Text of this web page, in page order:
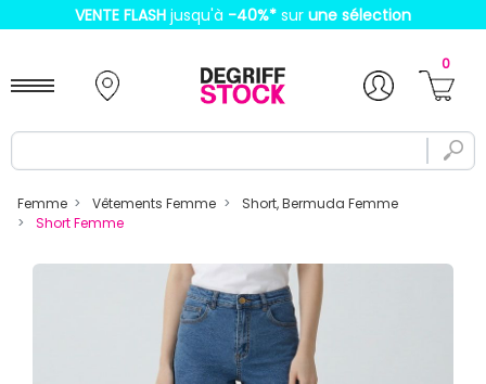
VENTE FLASH jusqu'à -40%* sur une sélection
0
Femme Vêtements Femme
Short, Bermuda Femme
Short Femme